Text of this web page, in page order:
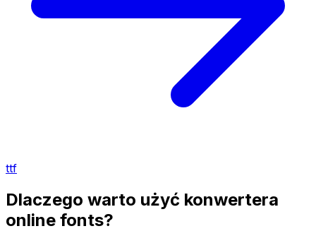
ttf
Dlaczego warto użyć konwertera
online fonts?